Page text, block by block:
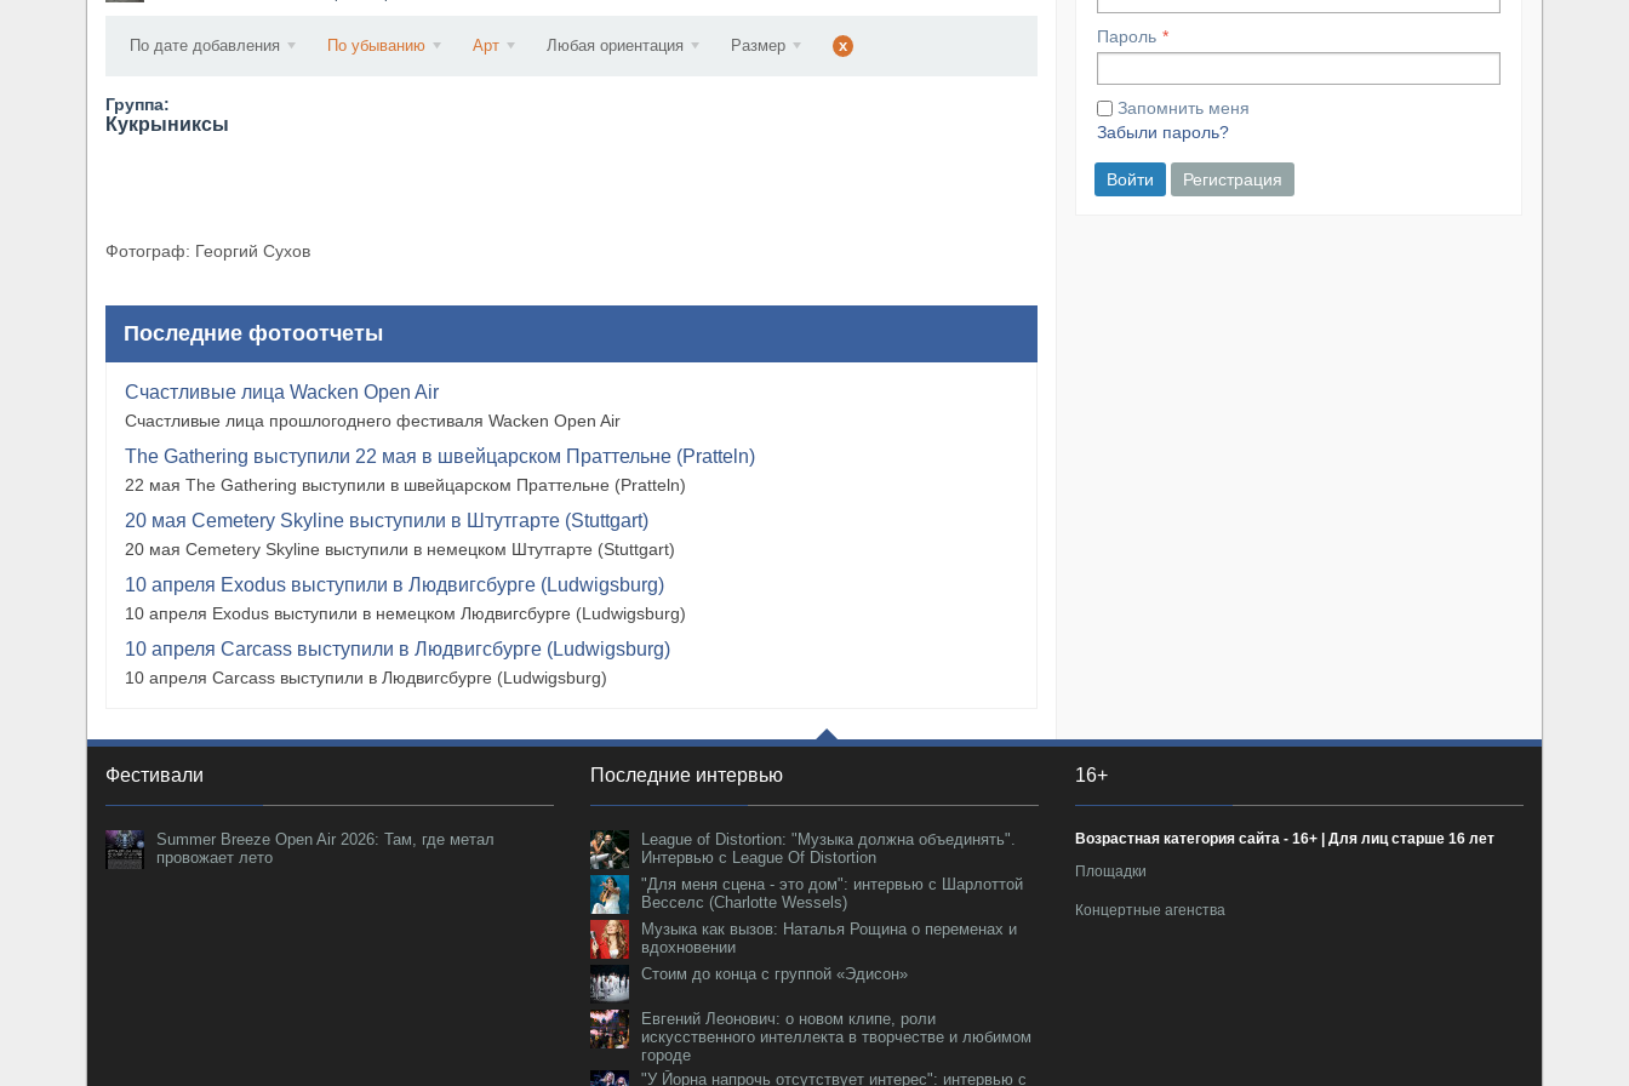
По дате добавления По убыванию Арт Любая ориентация Размер x
Группа:
Кукрыниксы
Фотограф: Георгий Сухов
Последние фотоотчеты
Счастливые лица Wacken Open Air
Счастливые лица прошлогоднего фестиваля Wacken Open Air
The Gathering выступили 22 мая в швейцарском Праттельне (Pratteln)
22 мая The Gathering выступили в швейцарском Праттельне (Pratteln)
20 мая Cemetery Skyline выступили в Штутгарте (Stuttgart)
20 мая Cemetery Skyline выступили в немецком Штутгарте (Stuttgart)
10 апреля Exodus выступили в Людвигсбурге (Ludwigsburg)
10 апреля Exodus выступили в немецком Людвигсбурге (Ludwigsburg)
10 апреля Carcass выступили в Людвигсбурге (Ludwigsburg)
10 апреля Carcass выступили в Людвигсбурге (Ludwigsburg)
Пароль
Запомнить меня
Забыли пароль?
Войти Регистрация
Фестивали
Summer Breeze Open Air 2026: Там, где метал
провожает лето
Последние интервью
League of Distortion: "Музыка должна объединять".
Интервью с League Of Distortion
"Для меня сцена - это дом": интервью с Шарлоттой
Весселс (Charlotte Wessels)
Музыка как вызов: Наталья Рощина о переменах и
вдохновении
Стоим до конца с группой «Эдисон»
Евгений Леонович: о новом клипе, роли
искусственного интеллекта в творчестве и любимом
городе
"У Йорна напрочь отсутствует интерес": интервью с
16+
Возрастная категория сайта - 16+ | Для лиц старше 16 лет
Площадки
Концертные агенства